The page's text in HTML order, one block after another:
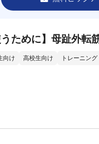
うために】母趾外転
向け 高校生向け トレーニング